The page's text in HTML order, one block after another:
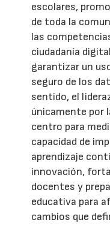
escolares,
de toda la
las
ciudadanía
garantizar un
seguro de los
sentido, el
únicamente por
centro para
capacidad de
aprendizaje
innovación,
docentes y
educativa para
cambios que